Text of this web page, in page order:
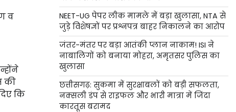
व
की
कि
NEET-UG पेपर लीक मामले में बड़ा खुलासा, NTA से
जुड़े विशेषज्ञों पर प्रश्नपत्र बाहर निकालने का आरोप
जंतर-मंतर पर बड़ा आतंकी प्लान नाकाम! ISI ने
नाबालिगों को बनाया मोहरा, अमृतसर पुलिस का
खुलासा
छत्तीसगढ़: सुकमा में सुरक्षाबलों को बड़ी सफलता,
नक्सली डंप से राइफल और भारी मात्रा में जिंदा
कारतूस बरामद